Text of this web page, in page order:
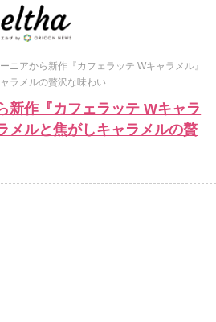
ニアから新作『カフェラッテ Wキャラメル』
ラメルの贅沢な味わい
新作『カフェラッテ Wキャラ
メルと焦がしキャラメルの贅